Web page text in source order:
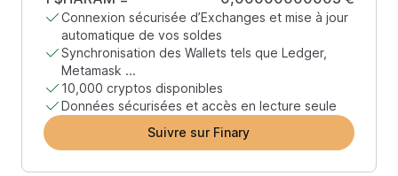
Connexion sécurisée d’Exchanges et mise à jour
automatique de vos soldes
Synchronisation des Wallets tels que Ledger,
Metamask ...
10,000 cryptos disponibles
Données sécurisées et accès en lecture seule
Suivre sur Finary